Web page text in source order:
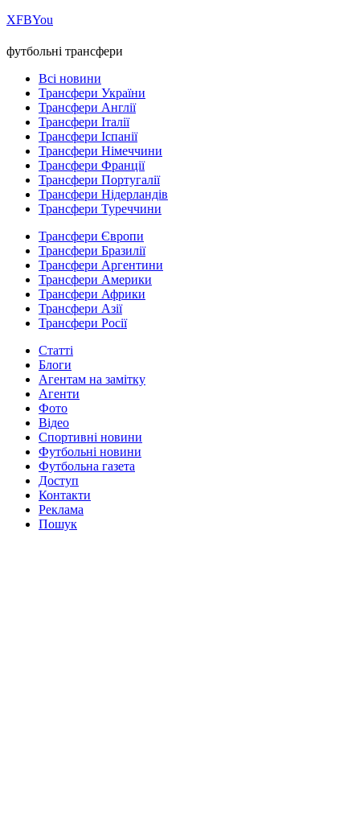
ХFBYou
футбольні трансфери
Всі новини
Трансфери України
Трансфери Англії
Трансфери Італії
Трансфери Іспанії
Трансфери Німеччини
Трансфери Франції
Трансфери Португалії
Трансфери Нідерландів
Трансфери Туреччини
Трансфери Європи
Трансфери Бразилії
Трансфери Аргентини
Трансфери Америки
Трансфери Африки
Трансфери Азії
Трансфери Росії
Статті
Блоги
Агентам на замітку
Агенти
Фото
Відео
Спортивні новини
Футбольні новини
Футбольна газета
Доступ
Контакти
Реклама
Пошук